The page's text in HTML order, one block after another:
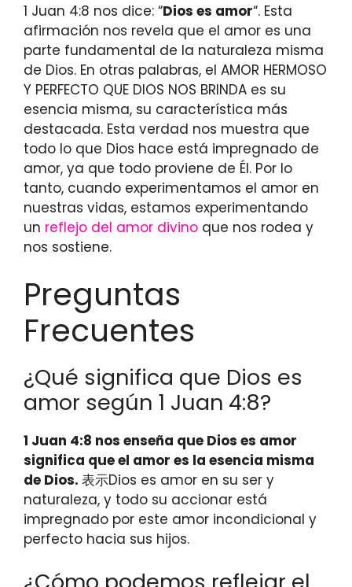
1 Juan 4:8 nos dice: “Dios es amor“. Esta
afirmación nos revela que el amor es una
parte fundamental de la naturaleza misma
de Dios. En otras palabras, el AMOR HERMOSO
Y PERFECTO QUE DIOS NOS BRINDA es su
esencia misma, su característica más
destacada. Esta verdad nos muestra que
todo lo que Dios hace está impregnado de
amor, ya que todo proviene de Él. Por lo
tanto, cuando experimentamos el amor en
nuestras vidas, estamos experimentando
un reflejo del amor divino que nos rodea y
nos sostiene.
Preguntas
Frecuentes
¿Qué significa que Dios es
amor según 1 Juan 4:8?
1 Juan 4:8 nos enseña que Dios es amor
significa que el amor es la esencia misma
de Dios. 表示Dios es amor en su ser y
naturaleza, y todo su accionar está
impregnado por este amor incondicional y
perfecto hacia sus hijos.